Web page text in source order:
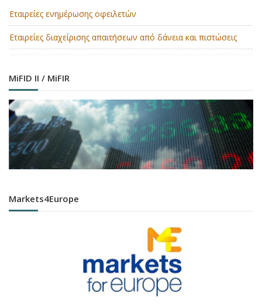
Εταιρείες ενημέρωσης οφειλετών
Εταιρείες διαχείρισης απαιτήσεων από δάνεια και πιστώσεις
MiFID II / MiFIR
Markets4Europe